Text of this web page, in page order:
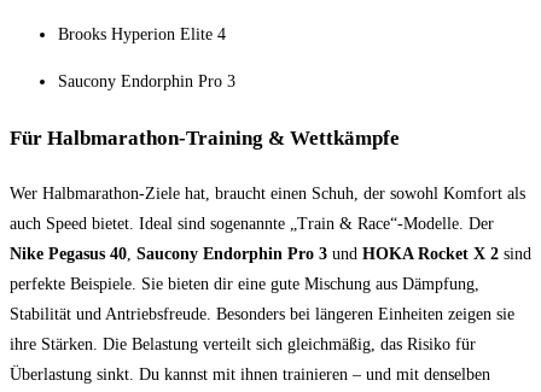
Brooks Hyperion Elite 4
Saucony Endorphin Pro 3
Für Halbmarathon-Training & Wettkämpfe
Wer Halbmarathon-Ziele hat, braucht einen Schuh, der sowohl Komfort als
auch Speed bietet. Ideal sind sogenannte „Train & Race“-Modelle. Der
Nike Pegasus 40, Saucony Endorphin Pro 3 und HOKA Rocket X 2 sind
perfekte Beispiele. Sie bieten dir eine gute Mischung aus Dämpfung,
Stabilität und Antriebsfreude. Besonders bei längeren Einheiten zeigen sie
ihre Stärken. Die Belastung verteilt sich gleichmäßig, das Risiko für
Überlastung sinkt. Du kannst mit ihnen trainieren – und mit denselben